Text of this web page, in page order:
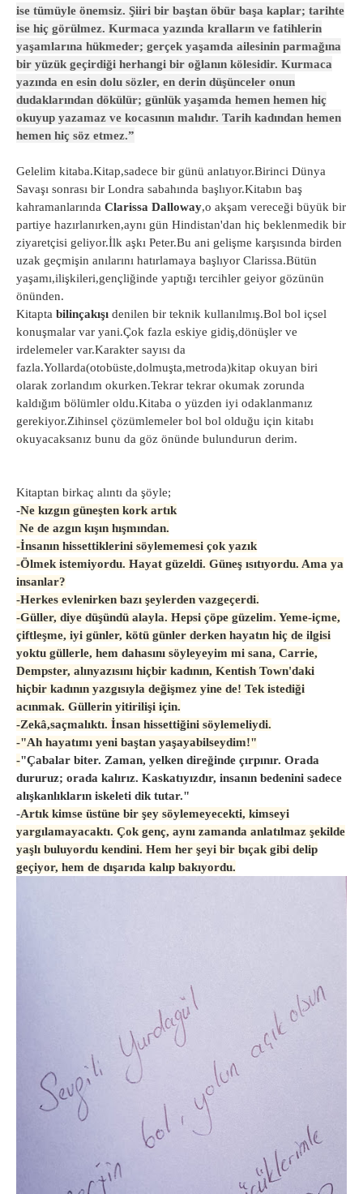
ise tümüyle önemsiz. Şiiri bir baştan öbür başa kaplar; tarihte
ise hiç görülmez. Kurmaca yazında kralların ve fatihlerin
yaşamlarına hükmeder; gerçek yaşamda ailesinin parmağına
bir yüzük geçirdiği herhangi bir oğlanın kölesidir. Kurmaca
yazında en esin dolu sözler, en derin düşünceler onun
dudaklarından dökülür; günlük yaşamda hemen hemen hiç
okuyup yazamaz ve kocasının malıdır. Tarih kadından hemen
hemen hiç söz etmez.”
Gelelim kitaba.Kitap,sadece bir günü anlatıyor.Birinci Dünya
Savaşı sonrası bir Londra sabahında başlıyor.Kitabın baş
kahramanlarında Clarissa Dalloway,o akşam vereceği büyük bir
partiye hazırlanırken,aynı gün Hindistan'dan hiç beklenmedik bir
ziyaretçisi geliyor.İlk aşkı Peter.Bu ani gelişme karşısında birden
uzak geçmişin anılarını hatırlamaya başlıyor Clarissa.Bütün
yaşamı,ilişkileri,gençliğinde yaptığı tercihler geiyor gözünün
önünden.
Kitapta bilinçakışı denilen bir teknik kullanılmış.Bol bol içsel
konuşmalar var yani.Çok fazla eskiye gidiş,dönüşler ve
irdelemeler var.Karakter sayısı da
fazla.Yollarda(otobüste,dolmuşta,metroda)kitap okuyan biri
olarak zorlandım okurken.Tekrar tekrar okumak zorunda
kaldığım bölümler oldu.Kitaba o yüzden iyi odaklanmanız
gerekiyor.Zihinsel çözümlemeler bol bol olduğu için kitabı
okuyacaksanız bunu da göz önünde bulundurun derim.
Kitaptan birkaç alıntı da şöyle;
-Ne kızgın güneşten kork artık
Ne de azgın kışın hışmından.
-İnsanın hissettiklerini söylememesi çok yazık
-Ölmek istemiyordu. Hayat güzeldi. Güneş ısıtıyordu. Ama ya
insanlar?
-Herkes evlenirken bazı şeylerden vazgeçerdi.
-Güller, diye düşündü alayla. Hepsi çöpe güzelim. Yeme-içme,
çiftleşme, iyi günler, kötü günler derken hayatın hiç de ilgisi
yoktu güllerle, hem dahasını söyleyeyim mi sana, Carrie,
Dempster, alınyazısını hiçbir kadının, Kentish Town'daki
hiçbir kadının yazgısıyla değişmez yine de! Tek istediği
acınmak. Güllerin yitirilişi için.
-Zekâ,saçmalıktı. İnsan hissettiğini söylemeliydi.
-"Ah hayatımı yeni baştan yaşayabilseydim!"
-"Çabalar biter. Zaman, yelken direğinde çırpınır. Orada
dururuz; orada kalırız. Kaskatıyızdır, insanın bedenini sadece
alışkanlıkların iskeleti dik tutar."
-Artık kimse üstüne bir şey söylemeyecekti, kimseyi
yargılamayacaktı. Çok genç, aynı zamanda anlatılmaz şekilde
yaşlı buluyordu kendini. Hem her şeyi bir bıçak gibi delip
geçiyor, hem de dışarıda kalıp bakıyordu.